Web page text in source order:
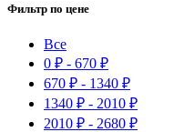
Фильтр по цене
Все
0 ₽ - 670 ₽
670 ₽ - 1340 ₽
1340 ₽ - 2010 ₽
2010 ₽ - 2680 ₽